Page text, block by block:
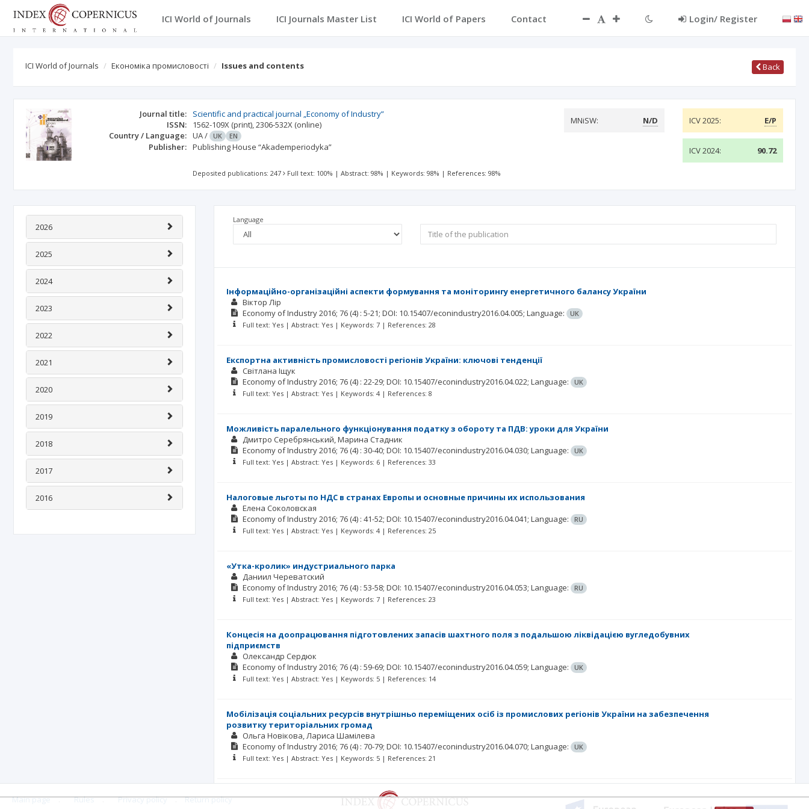
ICI World of Journals ICI Journals Master List ICI World of Papers Contact Login/ Register
ICI World of Journals Економіка промисловості Issues and contents Back
Journal title:
Scientific and practical journal „Economy of Industry”
ISSN:
1562-109X (print),2306-532X (online)
Country / Language: UA/ UK EN
Publisher: Publishing House “Akademperiodyka”
MNiSW: N/D ICV 2025: E/P
ICV 2024: 90.72
Deposited publications: 247 Full text: 100% |Abstract: 98% | Keywords: 98% | References: 98%
2026
2025
2024
2023
2022
2021
2020
2019
2018
2017
2016
Language
Інформаційно-організаційні аспекти формування та моніторингу енергетичного балансу України
Віктор Лір
Economy of Industry2016; 76 (4) : 5-21; DOI: 10.15407/econindustry2016.04.005; Language: UK
Full text: Yes | Abstract: Yes | Keywords: 7 | References: 28
Експортна активність промисловості регіонів України: ключові тенденції
Світлана Іщук
Economy of Industry2016; 76 (4) : 22-29; DOI: 10.15407/econindustry2016.04.022; Language: UK
Full text: Yes | Abstract: Yes | Keywords: 4 | References: 8
Можливість паралельного функціонування податку з обороту та ПДВ: уроки для України
Дмитро Серебрянський Марина Стадник
Economy of Industry2016; 76 (4) : 30-40; DOI: 10.15407/econindustry2016.04.030; Language: UK
Full text: Yes | Abstract: Yes | Keywords: 6 | References: 33
Налоговые льготы по НДС в странах Европы и основные причины их использования
Елена Соколовская
Economy of Industry2016; 76 (4) : 41-52; DOI: 10.15407/econindustry2016.04.041; Language: RU
Full text: Yes | Abstract: Yes | Keywords: 4 | References: 25
«Утка-кролик» индустриального парка
Даниил Череватский
Economy of Industry2016; 76 (4) : 53-58; DOI: 10.15407/econindustry2016.04.053; Language: RU
Full text: Yes | Abstract: Yes | Keywords: 7 | References: 23
Концесія на доопрацювання підготовлених запасів шахтного поля з подальшою ліквідацією вугледобувних
підприємств
Олександр Сердюк
Economy of Industry2016; 76 (4) : 59-69; DOI: 10.15407/econindustry2016.04.059; Language: UK
Full text: Yes | Abstract: Yes | Keywords: 5 | References: 14
Мобілізація соціальних ресурсів внутрішньо переміщених осіб із промислових регіонів України на забезпечення
розвитку територіальних громад
Ольга Новікова Лариса Шамілева
Economy of Industry2016; 76 (4) : 70-79; DOI: 10.15407/econindustry2016.04.070; Language: UK
Full text: Yes | Abstract: Yes | Keywords: 5 | References: 21
Main page . Rules . Privacy policy .
Return policy